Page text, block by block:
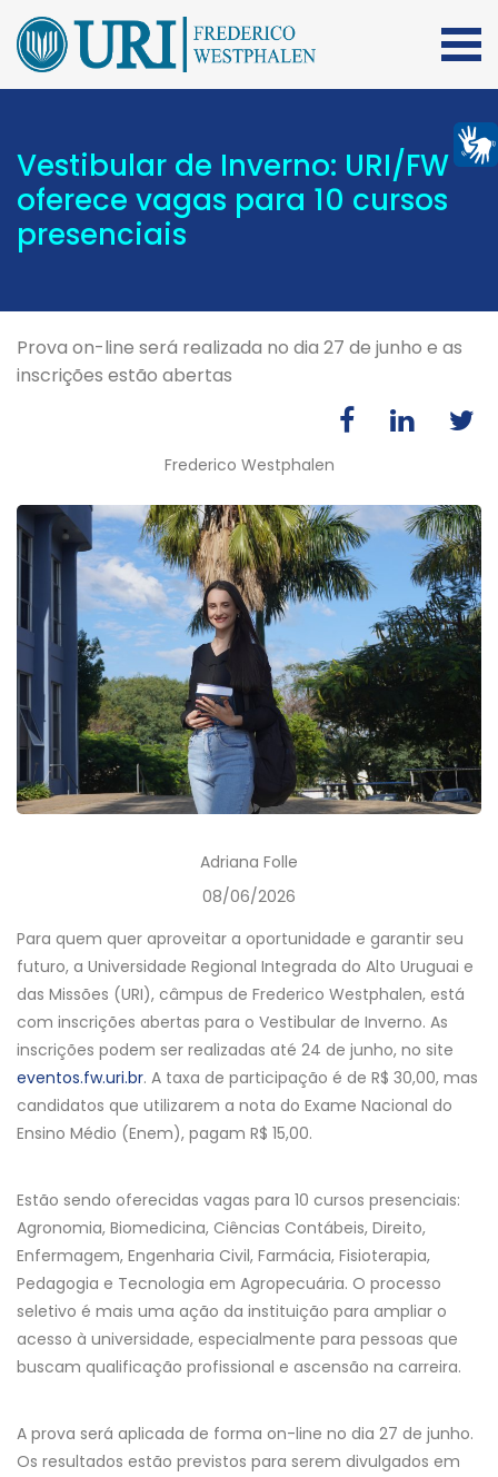
Vestibular de Inverno: URI/FW
oferece vagas para 10 cursos
presenciais
Prova on-line será realizada no dia 27 de junho e as
inscrições estão abertas
Frederico Westphalen
Adriana Folle
08/06/2026
Para quem quer aproveitar a oportunidade e garantir seu
futuro, a Universidade Regional Integrada do Alto Uruguai e
das Missões (URI), câmpus de Frederico Westphalen, está
com inscrições abertas para o Vestibular de Inverno. As
inscrições podem ser realizadas até 24 de junho, no site
eventos.fw.uri.br. A taxa de participação é de R$ 30,00, mas
candidatos que utilizarem a nota do Exame Nacional do
Ensino Médio (Enem), pagam R$ 15,00.
Estão sendo oferecidas vagas para 10 cursos presenciais:
Agronomia, Biomedicina, Ciências Contábeis, Direito,
Enfermagem, Engenharia Civil, Farmácia, Fisioterapia,
Pedagogia e Tecnologia em Agropecuária. O processo
seletivo é mais uma ação da instituição para ampliar o
acesso à universidade, especialmente para pessoas que
buscam qualificação profissional e ascensão na carreira.
A prova será aplicada de forma on-line no dia 27 de junho.
Os resultados estão previstos para serem divulgados em